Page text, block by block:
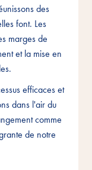
des
font. Les
marges de
et la mise en
efficaces et
dans l'air du
comme
de notre
des
font. Les
marges de
et la mise en
efficaces et
dans l'air du
comme
de notre
des
font. Les
marges de
et la mise en
efficaces et
dans l'air du
comme
de notre